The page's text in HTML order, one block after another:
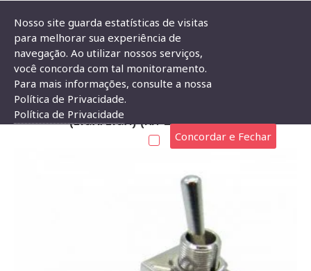
Chave Alavanca KN-212 Pulsa Um Lado (Liga/Liga) (KN-223-2/R-213)
CHAVE ALAVANCA KN-212 PULSA UM LADO
(LIGA/LIGA) (KN-223-2/R-213)
Nosso site guarda estatísticas de visitas
para melhorar sua experiência de
navegação. Ao utilizar nossos serviços,
você concorda com tal monitoramento.
Para mais informações, consulte a nossa
Política de Privacidade.
Política de Privacidade
Concordar e Fechar